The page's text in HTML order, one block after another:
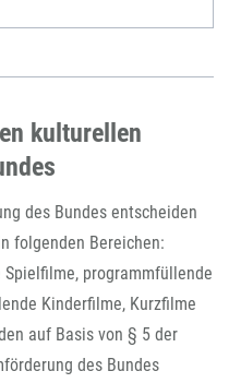
kulturellen
des Bundes entscheiden
folgenden Bereichen:
programmfüllende
Kinderfilme, Kurzfilme
auf Basis von § 5 der
des Bundes